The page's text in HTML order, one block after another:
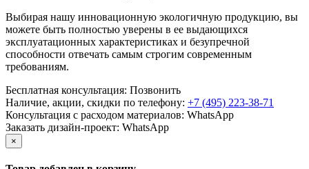
Выбирая нашу инновационную экологичную продукцию, вы
можете быть полностью уверены в ее выдающихся
эксплуатационных характеристиках и безупречной
способности отвечать самым строгим современным
требованиям.
Бесплатная консультация: Позвонить
Наличие, акции, скидки по телефону: +7 (495) 223-38-71
Консультация с расходом материалов: WhatsApp
Заказать дизайн-проект: WhatsApp
×